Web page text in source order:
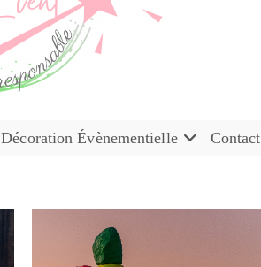
Décoration Évènementielle Contact